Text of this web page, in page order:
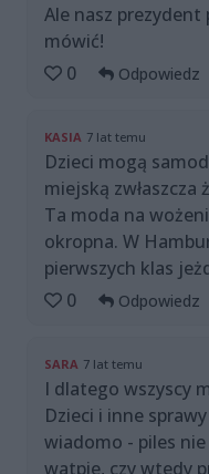
Ale nasz prezydent
mówić!
0
Odpowiedz
KASIA 7 lat temu
Dzieci mogą
miejską zwłaszcza
Ta moda na
okropna. W
pierwszych klas
0
Odpowiedz
SARA 7 lat temu
I dlatego wszyscy
Dzieci i inne
wiadomo - piles
watpie, czy wtedy